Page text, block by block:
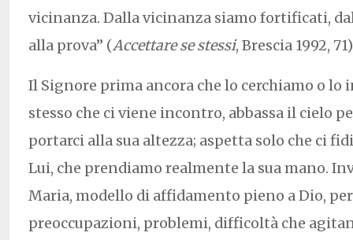
vicinanza. Dalla vicinanza siamo fortificati,
alla prova” (Accettare se stessi, Brescia 1992,
Il Signore prima ancora che lo cerchiamo o lo
stesso che ci viene incontro, abbassa il cielo
portarci alla sua altezza; aspetta solo che ci
Lui, che prendiamo realmente la sua mano.
Maria, modello di affidamento pieno a Dio,
preoccupazioni, problemi, difficoltà che